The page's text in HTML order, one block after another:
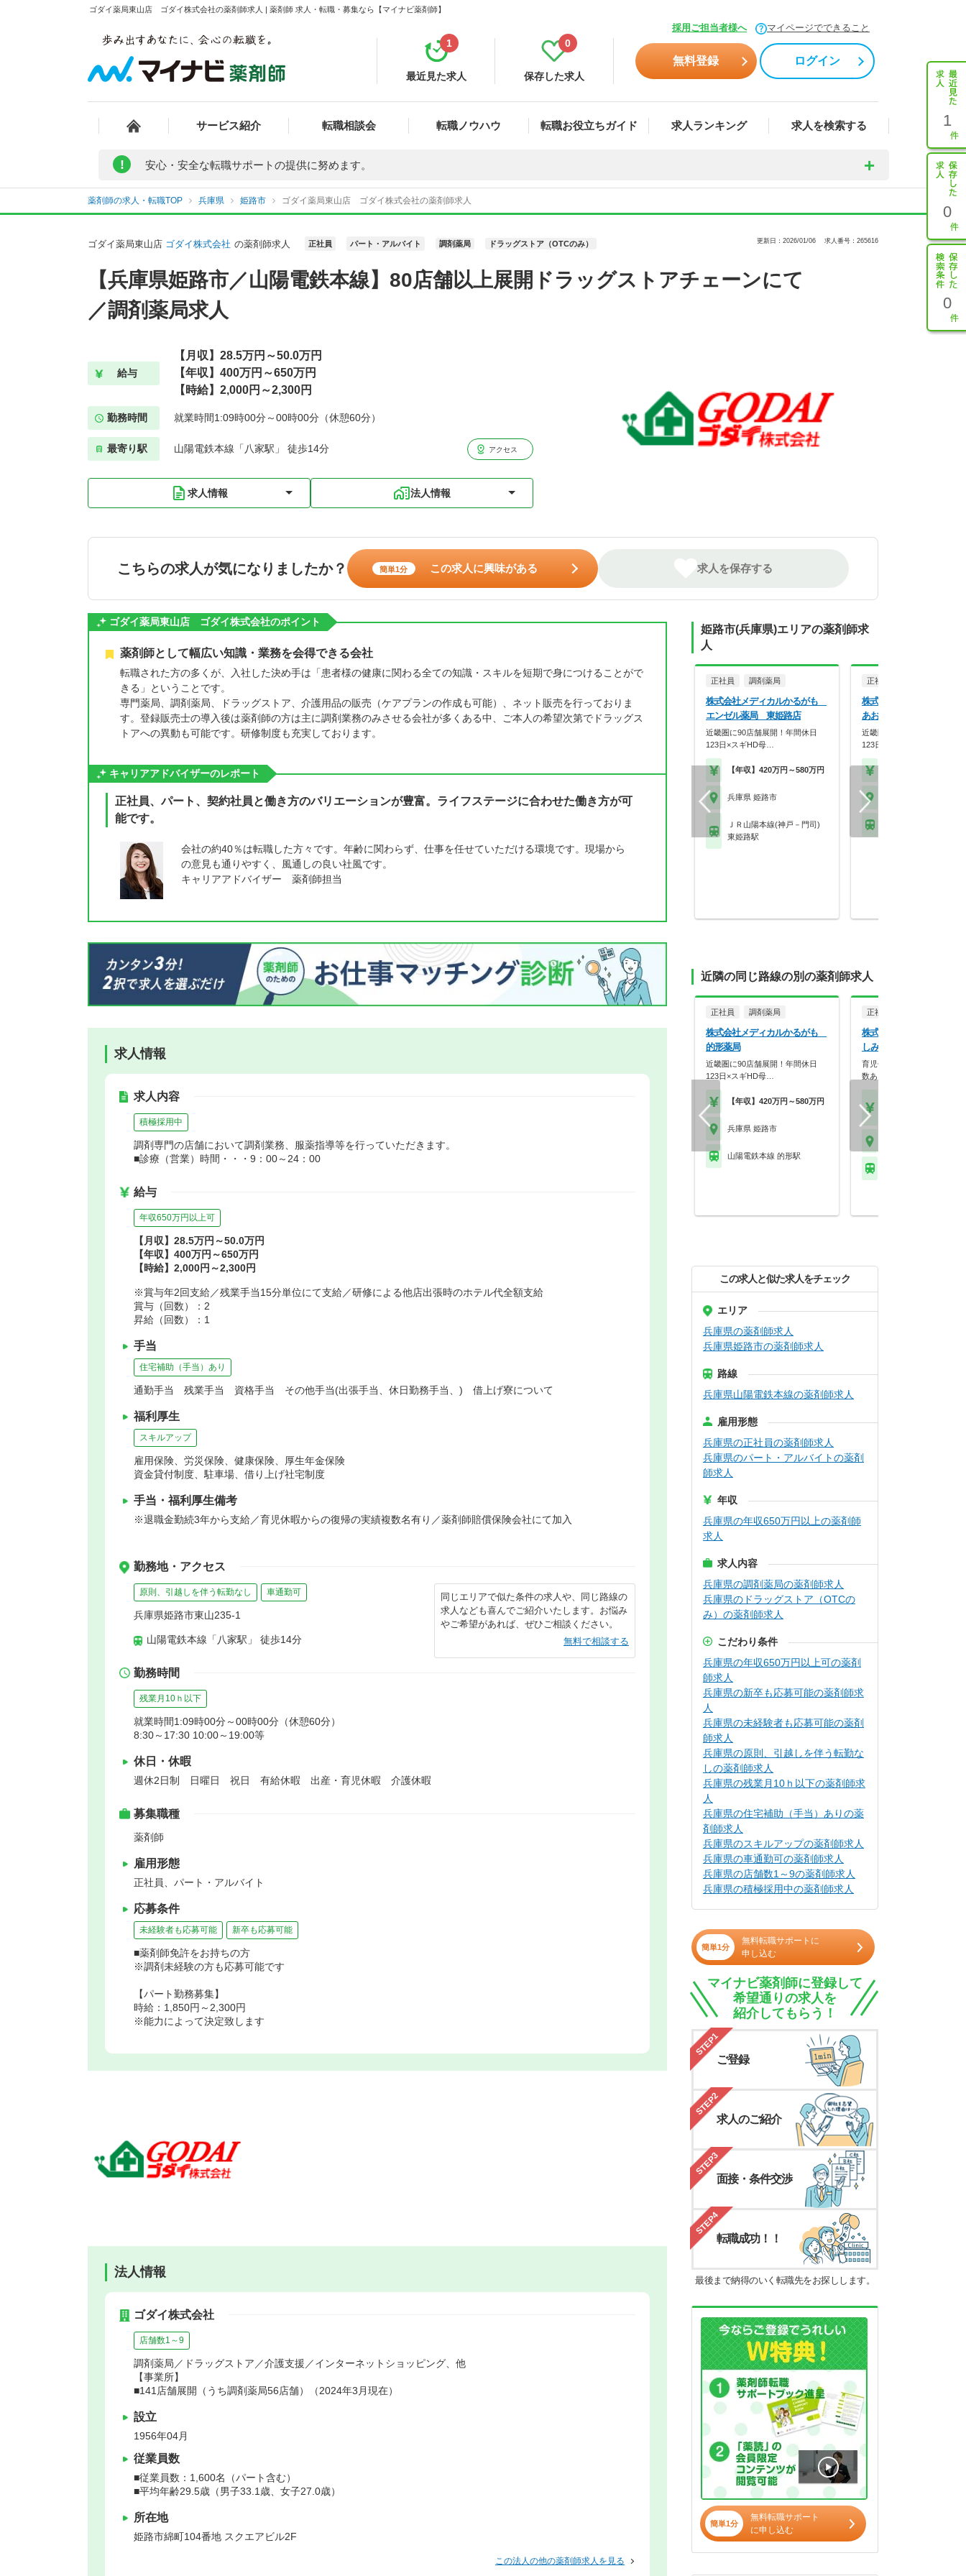
ゴダイ薬局東山店 ゴダイ株式会社の薬剤師求人 | 薬剤師 求人・転職・募集なら【マイナビ薬剤師】
採用ご担当者様へ マイページでできること
最近見た求人
1
保存した求人
0
無料登録 ログイン
サービス紹介 転職相談会 転職ノウハウ 転職お役立ちガイド 求人ランキング 求人を検索する 1
0
0
! 安心・安全な転職サポートの提供に努めます。
薬剤師の求人・転職TOP 兵庫県 姫路市 ゴダイ薬局東山店 ゴダイ株式会社の薬剤師求人
ゴダイ薬局東山店 ゴダイ株式会社 の薬剤師求人 正社員 パート・アルバイト 調剤薬局 ドラッグストア（OTCのみ） 更新日：2026/01/06 求人番号：265616
【兵庫県姫路市／山陽電鉄本線】80店舗以上展開ドラッグストアチェーンにて
／調剤薬局求人
給与
【月収】28.5万円～50.0万円
【年収】400万円～650万円
【時給】2,000円～2,300円
勤務時間 就業時間1:09時00分～00時00分（休憩60分）
最寄り駅 山陽電鉄本線「八家駅」 徒歩14分 アクセス
求人情報 法人情報
こちらの求人が気になりましたか？ 簡単1分 この求人に興味がある 求人を保存する
ゴダイ薬局東山店 ゴダイ株式会社のポイント
薬剤師として幅広い知識・業務を会得できる会社
転職された方の多くが、入社した決め手は「患者様の健康に関わる全ての知識・スキルを短期で身につけることがで
きる」ということです。
専門薬局、調剤薬局、ドラッグストア、介護用品の販売（ケアプランの作成も可能）、ネット販売を行っておりま
す。登録販売士の導入後は薬剤師の方は主に調剤業務のみさせる会社が多くある中、ご本人の希望次第でドラッグス
トアへの異動も可能です。研修制度も充実しております。
キャリアアドバイザーのレポート
正社員、パート、契約社員と働き方のバリエーションが豊富。ライフステージに合わせた働き方が可
能です。
会社の約40％は転職した方々です。年齢に関わらず、仕事を任せていただける環境です。現場から
の意見も通りやすく、風通しの良い社風です。
キャリアアドバイザー 薬剤師担当
求人情報
求人内容
積極採用中
調剤専門の店舗において調剤業務、服薬指導等を行っていただきます。
■診療（営業）時間・・・9：00～24：00
給与
年収650万円以上可
【月収】28.5万円～50.0万円
【年収】400万円～650万円
【時給】2,000円～2,300円
※賞与年2回支給／残業手当15分単位にて支給／研修による他店出張時のホテル代全額支給
賞与（回数）：2
昇給（回数）：1
手当
住宅補助（手当）あり
通勤手当 残業手当 資格手当 その他手当(出張手当、休日勤務手当、) 借上げ寮について
福利厚生
スキルアップ
雇用保険、労災保険、健康保険、厚生年金保険
資金貸付制度、駐車場、借り上げ社宅制度
手当・福利厚生備考
※退職金勤続3年から支給／育児休暇からの復帰の実績複数名有り／薬剤師賠償保険会社にて加入
勤務地・アクセス
原則、引越しを伴う転勤なし 車通勤可
兵庫県姫路市東山235-1
山陽電鉄本線「八家駅」 徒歩14分
同じエリアで似た条件の求人や、同じ路線の
求人なども喜んでご紹介いたします。お悩み
やご希望があれば、ぜひご相談ください。
無料で相談する
勤務時間
残業月10ｈ以下
就業時間1:09時00分～00時00分（休憩60分）
8:30～17:30 10:00～19:00等
休日・休暇
週休2日制 日曜日 祝日 有給休暇 出産・育児休暇 介護休暇
募集職種
薬剤師
雇用形態
正社員、パート・アルバイト
応募条件
未経験者も応募可能 新卒も応募可能
■薬剤師免許をお持ちの方
※調剤未経験の方も応募可能です
【パート勤務募集】
時給：1,850円～2,300円
※能力によって決定致します
法人情報
ゴダイ株式会社
店舗数1～9
調剤薬局／ドラッグストア／介護支援／インターネットショッピング、他
【事業所】
■141店舗展開（うち調剤薬局56店舗）（2024年3月現在）
設立
1956年04月
従業員数
■従業員数：1,600名（パート含む）
■平均年齢29.5歳（男子33.1歳、女子27.0歳）
所在地
姫路市綿町104番地 スクエアビル2F
この法人の他の薬剤師求人を見る
姫路市(兵庫県)エリアの薬剤師求
人
正社員 調剤薬局
株式会社メディカルかるがも
エンゼル薬局 東姫路店
近畿圏に90店舗展開！年間休日
123日×スギHD母…
【年収】420万円～580万円
兵庫県 姫路市
ＪＲ山陽本線(神戸－門司)
東姫路駅
正社員
株式会社メディカルかる
あおぞら薬局
近畿圏に90店舗展開！年間
123日×スギHD母…
近隣の同じ路線の別の薬剤師求人
正社員 調剤薬局
株式会社メディカルかるがも
的形薬局
近畿圏に90店舗展開！年間休日
123日×スギHD母…
【年収】420万円～580万円
兵庫県 姫路市
山陽電鉄本線 的形駅
正社員
株式会社十字堂 十字堂
しみず店
育児休暇取得から復帰の実績
数あり！働きやすい会…
この求人と似た求人をチェック
エリア
兵庫県の薬剤師求人
兵庫県姫路市の薬剤師求人
路線
兵庫県山陽電鉄本線の薬剤師求人
雇用形態
兵庫県の正社員の薬剤師求人
兵庫県のパート・アルバイトの薬剤
師求人
年収
兵庫県の年収650万円以上の薬剤師
求人
求人内容
兵庫県の調剤薬局の薬剤師求人
兵庫県のドラッグストア（OTCの
み）の薬剤師求人
こだわり条件
兵庫県の年収650万円以上可の薬剤
師求人
兵庫県の新卒も応募可能の薬剤師求
人
兵庫県の未経験者も応募可能の薬剤
師求人
兵庫県の原則、引越しを伴う転勤な
しの薬剤師求人
兵庫県の残業月10ｈ以下の薬剤師求
人
兵庫県の住宅補助（手当）ありの薬
剤師求人
兵庫県のスキルアップの薬剤師求人
兵庫県の車通勤可の薬剤師求人
兵庫県の店舗数1～9の薬剤師求人
兵庫県の積極採用中の薬剤師求人
簡単1分
無料転職サポートに
申し込む
マイナビ薬剤師に登録して
希望通りの求人を
紹介してもらう！
STEP1
ご登録
STEP2
求人のご紹介
STEP3
面接・条件交渉
STEP4
転職成功！！
最後まで納得のいく転職先をお探しします。
簡単1分
無料転職サポート
に申し込む